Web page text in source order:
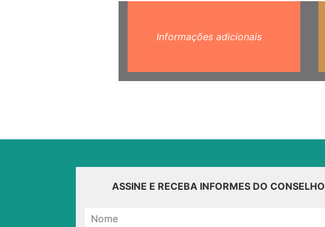
Informações adicionais
ASSINE E RECEBA INFORMES DO CONSELHO